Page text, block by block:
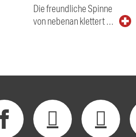
Die freundliche Spinne
von nebenan klettert …